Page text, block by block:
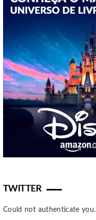
TWITTER
Could not authenticate you.